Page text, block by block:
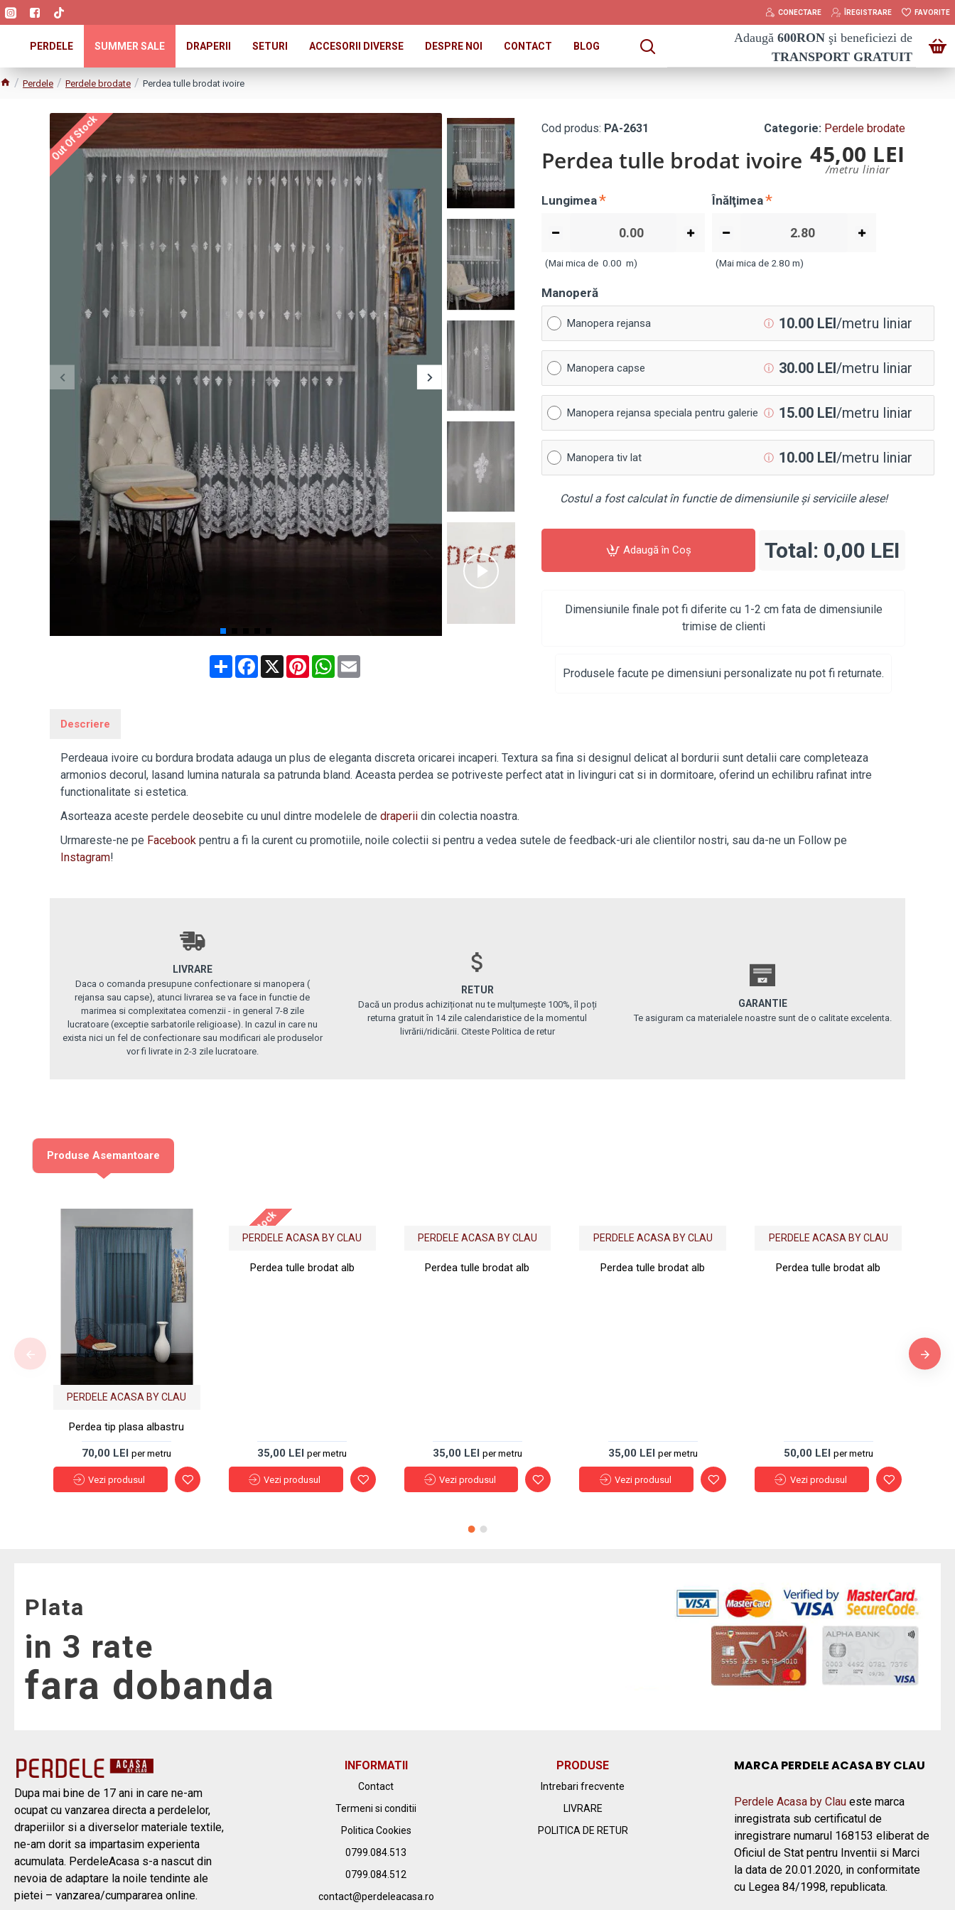
CONECTARE ÎREGISTRARE FAVORITE
PERDELE SUMMER SALE DRAPERII SETURI ACCESORII DIVERSE DESPRE NOI CONTACT BLOG
Adaugă 600RON şi beneficiezi de
TRANSPORT GRATUIT
Perdele Perdele brodate Perdea tulle brodat ivoire
Out Of Stock
ShareFacebook
X PinterestWhatsApp
Cod produs: PA-2631 Categorie: Perdele brodate
Perdea tulle brodat ivoire 45,00 LEI
/metru liniar
Lungimea
(Mai mica de0.00 m)
Înălţimea
(Mai mica de 2.80 m)
Manoperă
Manopera rejansa ⓘ 10.00 LEI/metru liniar
Manopera capse ⓘ 30.00 LEI/metru liniar
Manopera rejansa speciala pentru galerie ⓘ 15.00 LEI/metru liniar
Manopera tiv lat ⓘ 10.00 LEI/metru liniar
Costul a fost calculat în functie de dimensiunile și serviciile alese!
Adaugă în Coş Total: 0,00 LEI
Dimensiunile finale pot fi diferite cu 1-2 cm fata de dimensiunile
trimise de clienti
Produsele facute pe dimensiuni personalizate nu pot fi returnate.
Descriere
Perdeaua ivoire cu bordura brodata adauga un plus de eleganta discreta oricarei incaperi. Textura sa fina si designul delicat al bordurii sunt detalii care completeaza
armonios decorul, lasand lumina naturala sa patrunda bland. Aceasta perdea se potriveste perfect atat in livinguri cat si in dormitoare, oferind un echilibru rafinat intre
functionalitate si estetica.
Asorteaza aceste perdele deosebite cu unul dintre modelele de draperii din colectia noastra.
Urmareste-ne pe Facebook pentru a fi la curent cu promotiile, noile colectii si pentru a vedea sutele de feedback-uri ale clientilor nostri, sau da-ne un Follow pe
Instagram!
LIVRARE
Daca o comanda presupune confectionare si manopera (
rejansa sau capse), atunci livrarea se va face in functie de
marimea si complexitatea comenzii - in general 7-8 zile
lucratoare (exceptie sarbatorile religioase). In cazul in care nu
exista nici un fel de confectionare sau modificari ale produselor
vor fi livrate in 2-3 zile lucratoare.
RETUR
Dacă un produs achiziționat nu te mulțumește 100%, îl poți
returna gratuit în 14 zile calendaristice de la momentul
livrării/ridicării. Citeste Politica de retur
GARANTIE
Te asiguram ca materialele noastre sunt de o calitate excelenta.
Produse Asemantoare
PERDELE ACASA BY CLAU
Perdea tip plasa albastru
70,00 LEIper metru
Vezi produsul
Out Of Stock
PERDELE ACASA BY CLAU
Perdea tulle brodat alb
35,00 LEIper metru
Vezi produsul
PERDELE ACASA BY CLAU
Perdea tulle brodat alb
35,00 LEI per metru
Vezi produsul
PERDELE ACASA BY CLAU
Perdea tulle brodat alb
35,00 LEI per metru
Vezi produsul
PERDELE ACASA BY CLAU
Perdea tulle brodat alb
50,00 LEI per metru
Vezi produsul
Plata
in 3 rate
fara dobanda
Dupa mai bine de 17 ani in care ne-am
ocupat cu vanzarea directa a perdelelor,
draperiilor si a diverselor materiale textile,
ne-am dorit sa impartasim experienta
acumulata. PerdeleAcasa s-a nascut din
nevoia de adaptare la noile tendinte ale
pietei – vanzarea/cumpararea online.
INFORMATII
Contact
Termeni si conditii
Politica Cookies
0799.084.513
0799.084.512
contact@perdeleacasa.ro
PRODUSE
Intrebari frecvente
LIVRARE
POLITICA DE RETUR
MARCA PERDELE ACASA BY CLAU
Perdele Acasa by Clau este marca
inregistrata sub certificatul de
inregistrare numarul 168153 eliberat de
Oficiul de Stat pentru Inventii si Marci
la data de 20.01.2020, in conformitate
cu Legea 84/1998, republicata.